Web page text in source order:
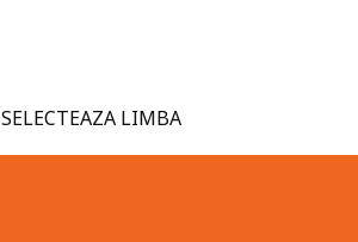
SELECTEAZA LIMBA